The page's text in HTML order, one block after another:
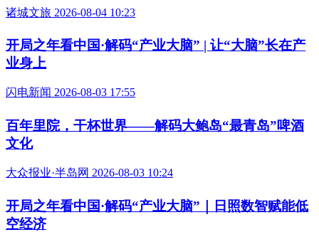
诸城文旅 2026-08-04 10:23
开局之年看中国·解码“产业大脑” | 让“大脑”长在产
业身上
闪电新闻 2026-08-03 17:55
百年里院，干杯世界——解码大鲍岛“最青岛”啤酒
文化
大众报业·半岛网 2026-08-03 10:24
开局之年看中国·解码“产业大脑”｜日照数智赋能低
空经济